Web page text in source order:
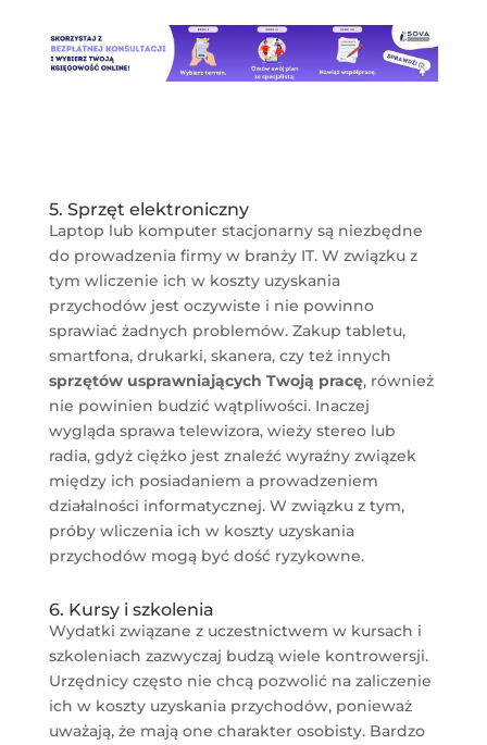
5. Sprzęt elektroniczny
Laptop lub komputer stacjonarny są niezbędne
do prowadzenia firmy w branży IT. W związku z
tym wliczenie ich w koszty uzyskania
przychodów jest oczywiste i nie powinno
sprawiać żadnych problemów. Zakup tabletu,
smartfona, drukarki, skanera, czy też innych
sprzętów usprawniających Twoją pracę, również
nie powinien budzić wątpliwości. Inaczej
wygląda sprawa telewizora, wieży stereo lub
radia, gdyż ciężko jest znaleźć wyraźny związek
między ich posiadaniem a prowadzeniem
działalności informatycznej. W związku z tym,
próby wliczenia ich w koszty uzyskania
przychodów mogą być dość ryzykowne.
6. Kursy i szkolenia
Wydatki związane z uczestnictwem w kursach i
szkoleniach zazwyczaj budzą wiele kontrowersji.
Urzędnicy często nie chcą pozwolić na zaliczenie
ich w koszty uzyskania przychodów, ponieważ
uważają, że mają one charakter osobisty. Bardzo